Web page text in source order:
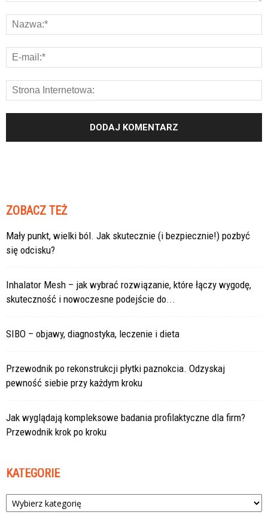
ZOBACZ TEŻ
Mały punkt, wielki ból. Jak skutecznie (i bezpiecznie!) pozbyć
się odcisku?
Inhalator Mesh – jak wybrać rozwiązanie, które łączy wygodę,
skuteczność i nowoczesne podejście do...
SIBO – objawy, diagnostyka, leczenie i dieta
Przewodnik po rekonstrukcji płytki paznokcia. Odzyskaj
pewność siebie przy każdym kroku
Jak wyglądają kompleksowe badania profilaktyczne dla firm?
Przewodnik krok po kroku
KATEGORIE
Kategorie